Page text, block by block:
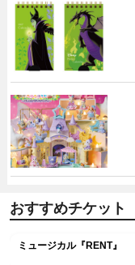
おすすめチケット
ミュージカル『RENT』